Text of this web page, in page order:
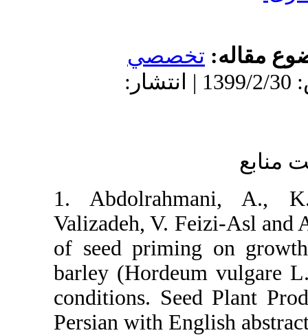
| پذیرش: 1399/2/30 | انتشار:
1.
Valizadeh,
of seed
barley
conditions.
Persian with